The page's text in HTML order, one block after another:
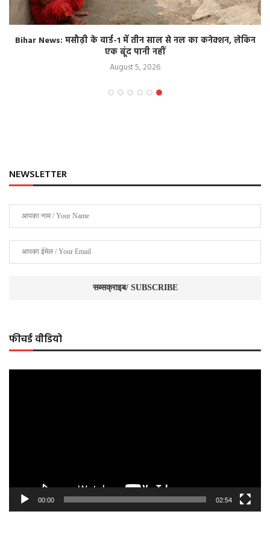
Bihar News: मसौढ़ी के वार्ड-1 में तीन साल से नल का कनेक्शन, लेकिन
एक बूंद पानी नहीं
August 5, 2026
NEWSLETTER
फीचर्ड वीडियो
00:00 02:54